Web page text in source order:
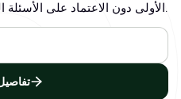
الأولى دون الاعتماد على الأسئلة المتكررة وادفع بعد اجتياز الامتحان.